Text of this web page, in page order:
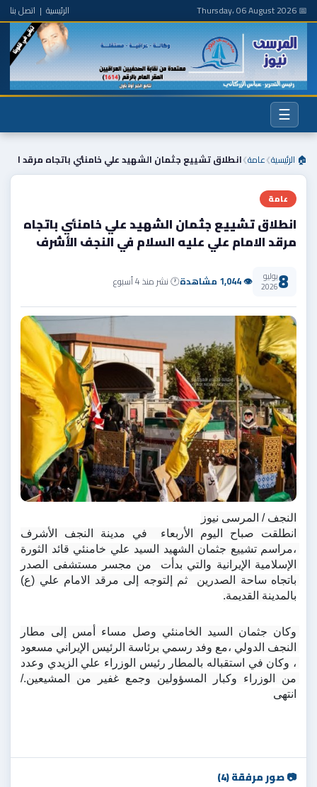
📅 Thursday، 06 August 2026 الرئيسية | اتصل بنا
☰
🏠 الرئيسية❯عامة❯انطلاق تشييع جثمان الشهيد علي خامنئي باتجاه مرقد ا
عامة
انطلاق تشييع جثمان الشهيد علي خامنئي باتجاه
مرقد الامام علي عليه السلام في النجف الأشرف
8يوليو
2026 👁 1,044 مشاهدة 🕐 نشر منذ 4 أسبوع
النجف / المرسى نيوز
بالمدينة القديمة.
انتهى
📷 صور مرفقة (4)